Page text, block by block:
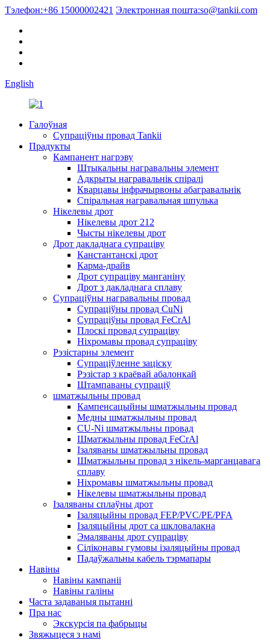
Тэлефон:+86 15000002421 Электронная пошта:so@tankii.com
English
Галоўная
Супраціўны провад Tankii
Прадукты
Кампанент нагрэву
Штыкальны награвальны элемент
Адкрыты награвальнік спіралі
Кварцавы інфрачырвоны абагравальнік
Спіральная награвальная шпулька
Нікелевы дрот
Нікелевы дрот 212
Чысты нікелевы дрот
Дрот дакладнага супраціву
Канстантанскі дрот
Карма-драйв
Дрот супраціву манганіну
Дрот з дакладнага сплаву
Супраціўны награвальны провад
Супраціўны провад CuNi
Супраціўны провад FeCrAl
Плоскі провад супраціву
Ніхромавы провад супраціву
Рэзістарны элемент
Супраціўленне заціску
Рэзістар з краёвай абалонкай
Штампаваны супраціў
шматжыльны провад
Кампенсацыйны шматжыльны провад
Медны шматжыльны провад
CU-Ni шматжыльны провад
Шматжыльны провад FeCrAl
Ізаляваны шматжыльны провад
Шматжыльны провад з нікель-марганцавага
сплаву
Ніхромавы шматжыльны провад
Нікелевы шматжыльны провад
Ізаляваны сплаўны дрот
Ізаляцыйны провад FEP/PVC/PE/PFA
Ізаляцыйны дрот са шкловалакна
Эмаляваны дрот супраціву
Сіліконавы гумовы ізаляцыйны провад
Падаўжальны кабель тэрмапары
Навіны
Навіны кампаніі
Навіны галіны
Часта задаваныя пытанні
Пра нас
Экскурсія па фабрыцы
Звяжыцеся з намі